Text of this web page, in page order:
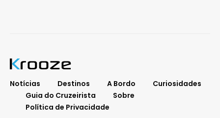
Notícias Destinos A Bordo
Curiosidades
Guia do Cruzeirista
Sobre
Política de Privacidade